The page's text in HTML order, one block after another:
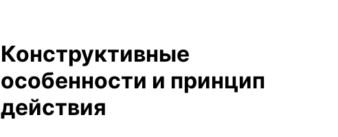
Конструктивные
особенности и принцип
действия